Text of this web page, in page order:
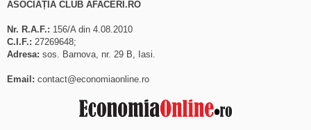
ASOCIAȚIA CLUB AFACERI.RO
Nr. R.A.F.: 156/A din 4.08.2010
C.I.F.: 27269648;
Adresa: sos. Barnova, nr. 29 B, Iasi.
Email: contact@economiaonline.ro